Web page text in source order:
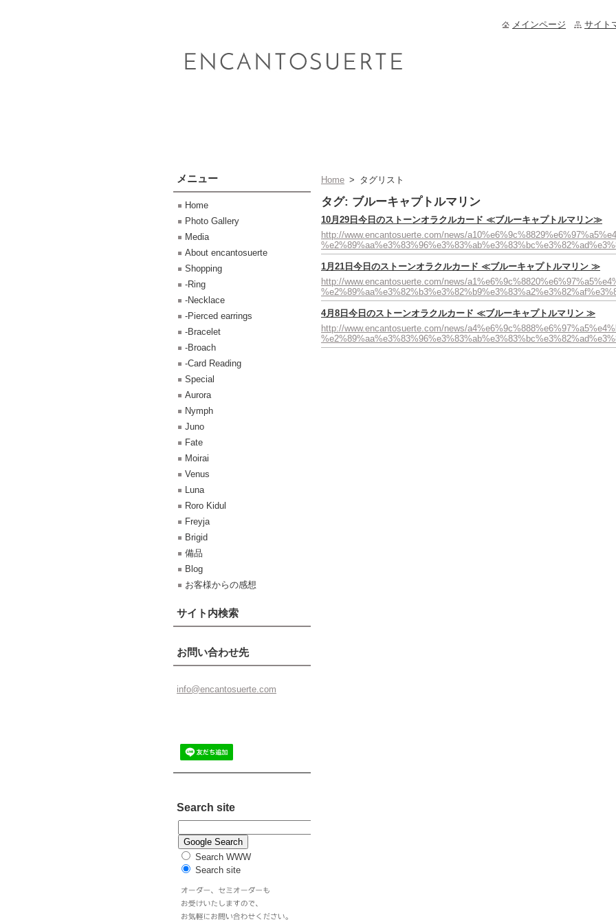
Home > タグリスト
タグ: ブルーキャプトルマリン
10月29日今日のストーンオラクルカード ≪ブルーキャプトルマリン≫
http://www.encantosuerte.com/news/
1月21日今日のストーンオラクルカード ≪ブルーキャプトルマリン ≫
http://www.encantosuerte.com/news/
4月8日今日のストーンオラクルカード ≪ブルーキャプトルマリン ≫
http://www.encantosuerte.com/news/
メニュー
Home
Photo Gallery
Media
About encantosuerte
Shopping
-Ring
-Necklace
-Pierced earrings
-Bracelet
-Broach
-Card Reading
Special
Aurora
Nymph
Juno
Fate
Moirai
Venus
Luna
Roro Kidul
Freyja
Brigid
備品
Blog
お客様からの感想
サイト内検索
お問い合わせ先
info@encantosuerte.com
Search site
Search WWW
Search site
メインページ サイト